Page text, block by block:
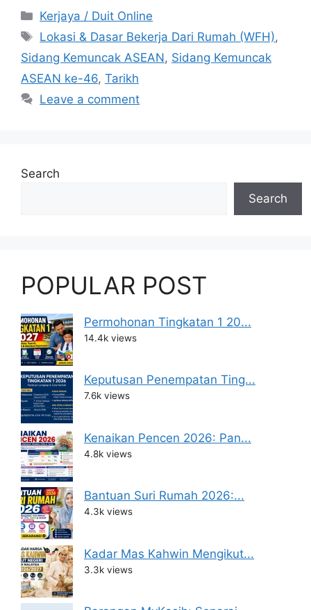
Categories
Kerjaya / Duit Online
Tags
Lokasi & Dasar Bekerja Dari Rumah (WFH),
Sidang Kemuncak ASEAN, Sidang Kemuncak
ASEAN ke-46, Tarikh
Leave a comment
Search
Search
POPULAR POST
Permohonan Tingkatan 1 20...
14.4k views
Keputusan Penempatan Ting...
7.6k views
Kenaikan Pencen 2026: Pan...
4.8k views
Bantuan Suri Rumah 2026:...
4.3k views
Kadar Mas Kahwin Mengikut...
3.3k views